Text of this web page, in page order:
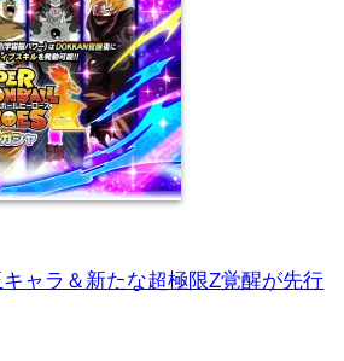
ャラ＆新たな超極限Z覚醒が先行